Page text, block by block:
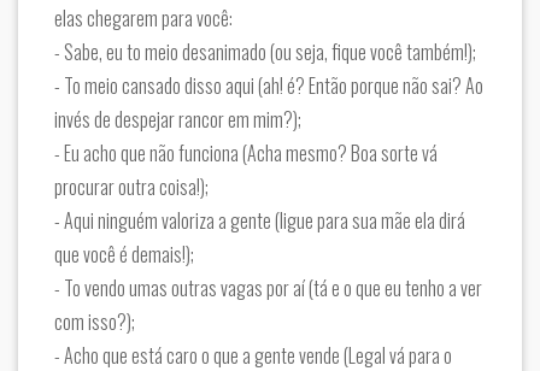
elas chegarem para você:
- Sabe, eu to meio desanimado (ou seja, fique você também!);
- To meio cansado disso aqui (ah! é? Então porque não sai? Ao
invés de despejar rancor em mim?);
- Eu acho que não funciona (Acha mesmo? Boa sorte vá
procurar outra coisa!);
- Aqui ninguém valoriza a gente (ligue para sua mãe ela dirá
que você é demais!);
- To vendo umas outras vagas por aí (tá e o que eu tenho a ver
com isso?);
- Acho que está caro o que a gente vende (Legal vá para o